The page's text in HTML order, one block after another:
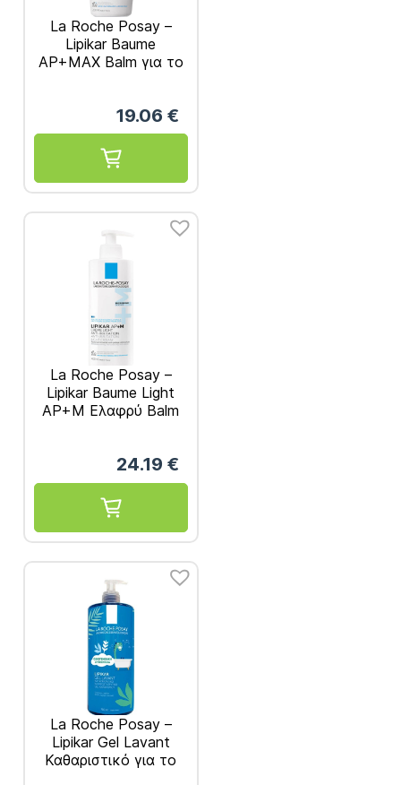
La Roche Posay –
Lipikar Baume
AP+MAX Balm για το
19.06 €
La Roche Posay –
Lipikar Baume Light
AP+M Ελαφρύ Balm
24.19 €
La Roche Posay –
Lipikar Gel Lavant
Καθαριστικό για το